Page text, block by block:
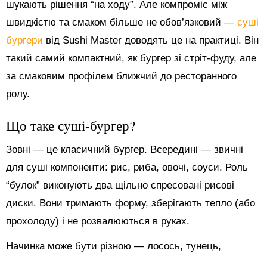
шукають рішення “на ходу”. Але компроміс між
швидкістю та смаком більше не обов’язковий — суші
бургери від Sushi Master доводять це на практиці. Він
такий самий компактний, як бургер зі стріт-фуду, але
за смаковим профілем ближчий до ресторанного
ролу.
Що таке суші-бургер?
Зовні — це класичний бургер. Всередині — звичні
для суші компоненти: рис, риба, овочі, соуси. Роль
“булок” виконують два щільно спресовані рисові
диски. Вони тримають форму, зберігають тепло (або
прохолоду) і не розвалюються в руках.
Начинка може бути різною — лосось, тунець,